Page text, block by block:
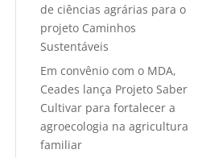
de ciências agrárias para o
projeto Caminhos
Sustentáveis
Em convênio com o MDA,
Ceades lança Projeto Saber
Cultivar para fortalecer a
agroecologia na agricultura
familiar